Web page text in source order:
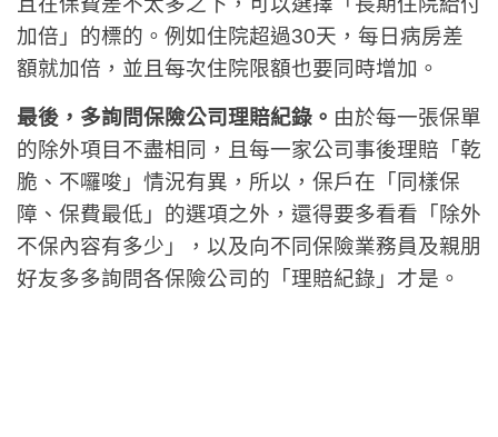
加倍」的標的。例如住院超過30天，每日病房差
額就加倍，並且每次住院限額也要同時增加。
最後，多詢問保險公司理賠紀錄。 由於每一張保單
的除外項目不盡相同，且每一家公司事後理賠「乾
脆、不囉唆」情況有異，所以，保戶在「同樣保
障、保費最低」的選項之外，還得要多看看「除外
不保內容有多少」，以及向不同保險業務員及親朋
好友多多詢問各保險公司的「理賠紀錄」才是。